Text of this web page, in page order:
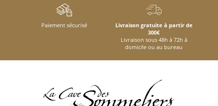
Paiement sécurisé
Livraison gratuite à partir de
300€
Livraison sous 48h à 72h à
domicile ou au bureau